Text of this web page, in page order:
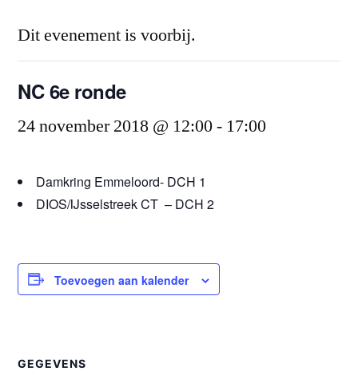
Dit evenement is voorbij.
NC 6e ronde
24 november 2018 @ 12:00- 17:00
Damkring Emmeloord- DCH 1
DIOS/IJsselstreek CT – DCH 2
Toevoegen aan kalender
GEGEVENS